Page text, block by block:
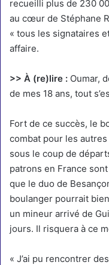
recueilli plus de 230
au cœur de Stéphane
« tous les signataires
affaire.
>> À (re)lire : Oumar,
de mes 18 ans, tout
Fort de ce succès, le
combat pour les
sous le coup de
patrons en France
que le duo de
boulanger pourrait
un mineur arrivé de
jours. Il risquera à ce
« J’ai pu rencontrer